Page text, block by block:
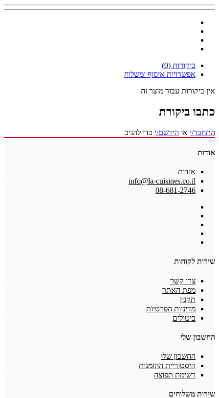
ביקורות (0)
אפשרויות איסוף ומשלוח
אין ביקורות עבור מוצר זה
כתבו ביקורת
התחבר/י או הירשם/י כדי להגיב
אודות
אודות
info@la-cuisines.co.il
08-681-2746
שירות לקוחות
צרו קשר
מפת האתר
תקנון
מדיניות הפרטיות
ביטולים
החשבון שלי
החשבון שלי
היסטוריית ההזמנות
רשימת תפוצה
שירות משלוחים